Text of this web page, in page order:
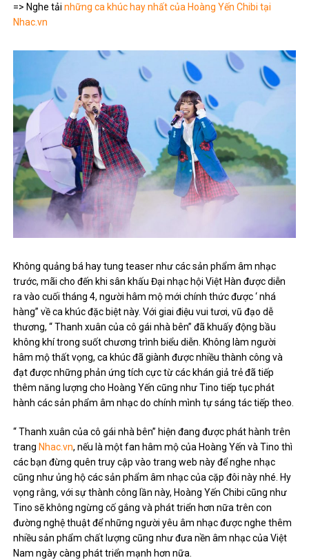
=> Nghe tảinhững ca khúc hay nhất của Hoàng Yến Chibi tại
Nhac.vn
Không quảng bá hay tung teaser như các sản phẩm âm nhạc
trước, mãi cho đến khi sân khấu Đại nhạc hội Việt Hàn được diễn
ra vào cuối tháng 4, người hâm mộ mới chính thức được ‘ nhá
hàng” về ca khúc đặc biệt này. Với giai điệu vui tươi, vũ đạo dễ
thương, “ Thanh xuân của cô gái nhà bên” đã khuấy động bầu
không khí trong suốt chương trình biểu diễn. Không làm người
hâm mộ thất vọng, ca khúc đã giành được nhiều thành công và
đạt được những phản ứng tích cực từ các khán giả trẻ đã tiếp
thêm năng lượng cho Hoàng Yến cũng như Tino tiếp tục phát
hành các sản phẩm âm nhạc do chính mình tự sáng tác tiếp theo.
“ Thanh xuân của cô gái nhà bên” hiện đang được phát hành trên
trang Nhac.vn, nếu là một fan hâm mộ của Hoàng Yến và Tino thì
các bạn đừng quên truy cập vào trang web này để nghe nhạc
cũng như ủng hộ các sản phẩm âm nhạc của cặp đôi này nhé. Hy
vọng rằng, với sự thành công lần này, Hoàng Yến Chibi cũng như
Tino sẽ không ngừng cố gắng và phát triển hơn nữa trên con
đường nghệ thuật để những người yêu âm nhạc được nghe thêm
nhiều sản phẩm chất lượng cũng như đưa nền âm nhạc của Việt
Nam ngày càng phát triển mạnh hơn nữa.